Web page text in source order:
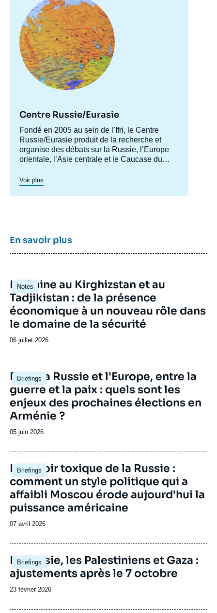
principale
Centre Russie/Eurasie
Accroche
centre
Fondé en 2005 au sein de l’Ifri, le Centre
Russie/Eurasie produit de la recherche et
organise des débats sur la Russie, l’Europe
orientale, l’Asie centrale et le Caucase du
d'anticiper l'évolution de cette zone
géographique complexe en pleine mutation
pour enrichir le débat public en France et en
Voir plus
En savoir plus
Notes
Image
principale
La Chine au Kirghizstan et au
Tadjikistan : de la présence
économique à un nouveau rôle dans
le domaine de la sécurité
Date
publication
06 juillet 2026
Briefings
Image
principale
Entre la Russie et l'Europe, entre la
guerre et la paix : quels sont les
enjeux des prochaines élections en
Arménie ?
Date
publication
05 juin 2026
Briefings
Image
principale
Le miroir toxique de la Russie :
comment un style politique qui a
affaibli Moscou érode aujourd'hui la
puissance américaine
Date
publication
07 avril 2026
Briefings
Image
principale
La Russie, les Palestiniens et Gaza :
ajustements après le 7 octobre
Date
publication
23 février 2026
Image
de
Russia and global internet governance »,
Articles, Ifri, 1 janvier 2015.